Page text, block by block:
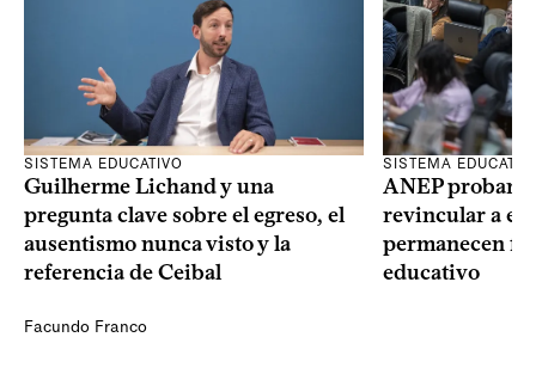
SISTEMA EDUCATIVO
Guilherme Lichand y una
pregunta clave sobre el egreso, el
ausentismo nunca visto y la
referencia de Ceibal
Facundo Franco
SISTEMA
ANEP probará
revincular a
permanecen
educativo